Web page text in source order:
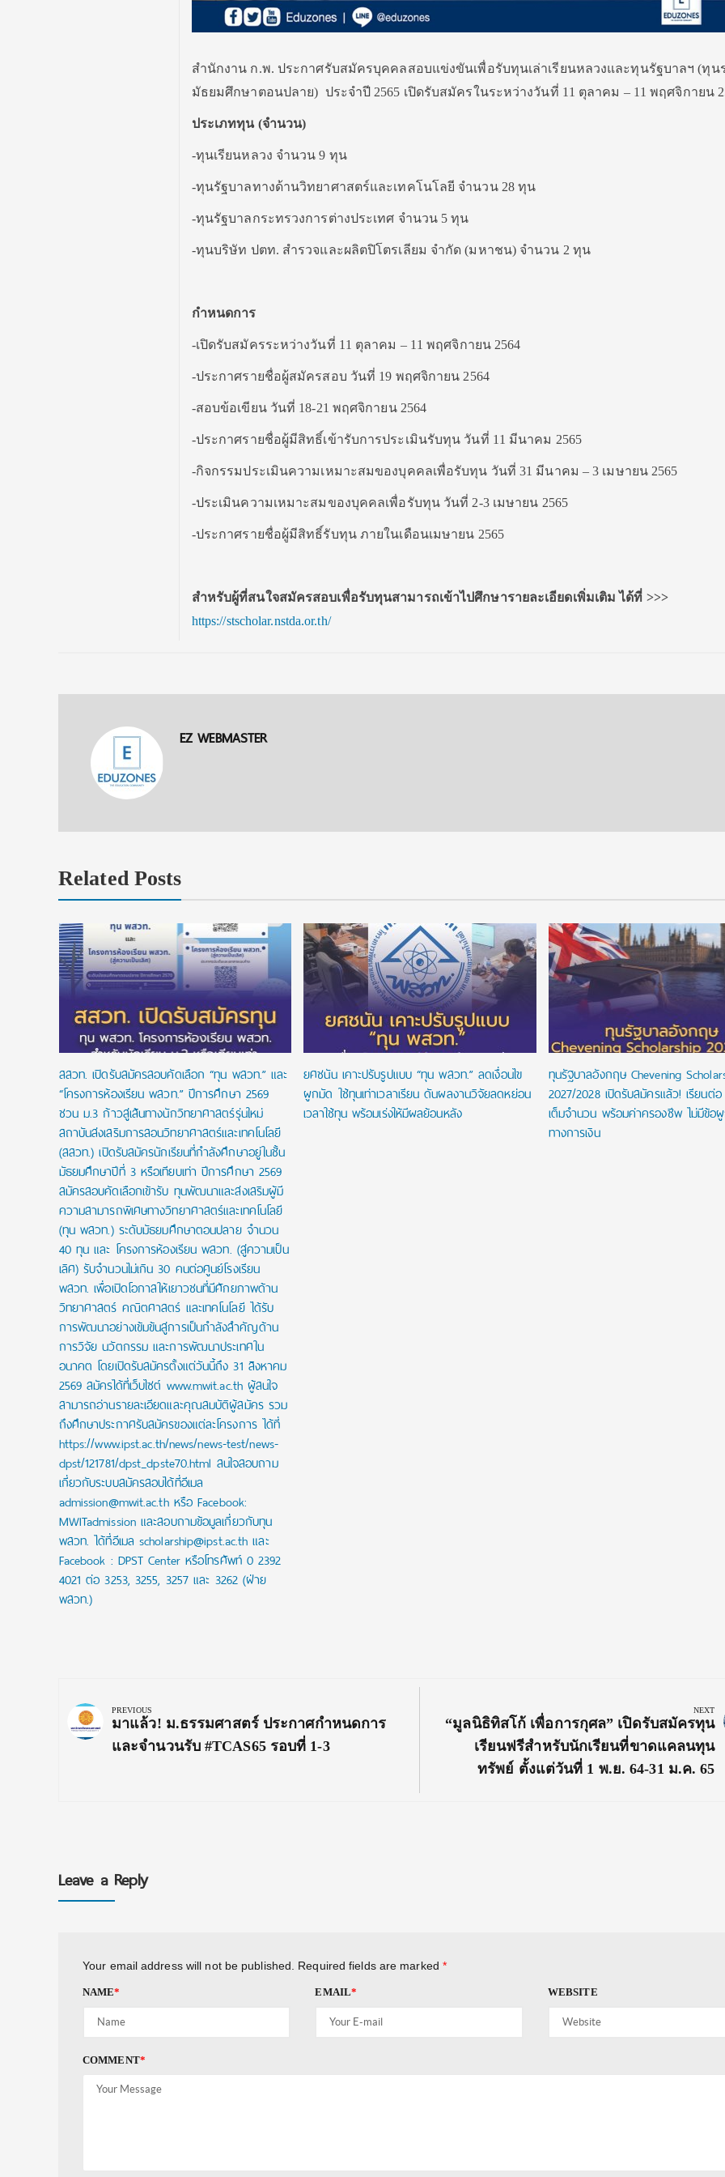
สำนักงาน ก.พ. ประกาศรับสมัครบุคคลสอบแข่งขันเพื่อรับทุนเล่าเรียนหลวงและทุนรัฐบาลฯ (ทุน
มัธยมศึกษาตอนปลาย) ประจำปี 2565 เปิดรับสมัครในระหว่างวันที่ 11 ตุลาคม – 11 พฤศจิกายน
ประเภททุน (จำนวน)
-ทุนเรียนหลวง จำนวน 9 ทุน
-ทุนรัฐบาลทางด้านวิทยาศาสตร์และเทคโนโลยี จำนวน 28 ทุน
-ทุนรัฐบาลกระทรวงการต่างประเทศ จำนวน 5 ทุน
-ทุนบริษัท ปตท. สำรวจและผลิตปิโตรเลียม จำกัด (มหาชน) จำนวน 2 ทุน
กำหนดการ
-เปิดรับสมัครระหว่างวันที่ 11 ตุลาคม – 11 พฤศจิกายน 2564
-ประกาศรายชื่อผู้สมัครสอบ วันที่ 19 พฤศจิกายน 2564
-สอบข้อเขียน วันที่ 18-21 พฤศจิกายน 2564
-ประกาศรายชื่อผู้มีสิทธิ์เข้ารับการประเมินรับทุน วันที่ 11 มีนาคม 2565
-กิจกรรมประเมินความเหมาะสมของบุคคลเพื่อรับทุน วันที่ 31 มีนาคม – 3 เมษายน 2565
-ประเมินความเหมาะสมของบุคคลเพื่อรับทุน วันที่ 2-3 เมษายน 2565
-ประกาศรายชื่อผู้มีสิทธิ์รับทุน ภายในเดือนเมษายน 2565
สำหรับผู้ที่สนใจสมัครสอบเพื่อรับทุนสามารถเข้าไปศึกษารายละเอียดเพิ่มเติม ได้ที่ >>>
https://stscholar.nstda.or.th/
EZ WEBMASTER
Related Posts
สสวท. เปิดรับสมัครสอบคัดเลือก “ทุน พสวท.” และ
“โครงการห้องเรียน พสวท.” ปีการศึกษา 2569
ชวน ม.3 ก้าวสู่เส้นทางนักวิทยาศาสตร์รุ่นใหม่
สถาบันส่งเสริมการสอนวิทยาศาสตร์และเทคโนโลยี
(สสวท.) เปิดรับสมัครนักเรียนที่กำลังศึกษาอยู่ในชั้น
มัธยมศึกษาปีที่ 3 หรือเทียบเท่า ปีการศึกษา 2569
สมัครสอบคัดเลือกเข้ารับ ทุนพัฒนาและส่งเสริมผู้มี
ความสามารถพิเศษทางวิทยาศาสตร์และเทคโนโลยี
(ทุน พสวท.) ระดับมัธยมศึกษาตอนปลาย จำนวน
40 ทุน และ โครงการห้องเรียน พสวท. (สู่ความเป็น
เลิศ) รับจำนวนไม่เกิน 30 คนต่อศูนย์โรงเรียน
พสวท. เพื่อเปิดโอกาสให้เยาวชนที่มีศักยภาพด้าน
วิทยาศาสตร์ คณิตศาสตร์ และเทคโนโลยี ได้รับ
การพัฒนาอย่างเข้มข้นสู่การเป็นกำลังสำคัญด้าน
การวิจัย นวัตกรรม และการพัฒนาประเทศใน
อนาคต โดยเปิดรับสมัครตั้งแต่วันนี้ถึง 31 สิงหาคม
2569 สมัครได้ที่เว็บไซต์ www.mwit.ac.th ผู้สนใจ
สามารถอ่านรายละเอียดและคุณสมบัติผู้สมัคร รวม
ถึงศึกษาประกาศรับสมัครของแต่ละโครงการ ได้ที่
https://www.ipst.ac.th/news/news-test/news-
dpst/121781/dpst_dpste70.html สนใจสอบถาม
เกี่ยวกับระบบสมัครสอบได้ที่อีเมล
admission@mwit.ac.th หรือ Facebook:
MWITadmission และสอบถามข้อมูลเกี่ยวกับทุน
พสวท. ได้ที่อีเมล scholarship@ipst.ac.th และ
Facebook : DPST Center หรือโทรศัพท์ 0 2392
4021 ต่อ 3253, 3255, 3257 และ 3262 (ฝ่าย
พสวท.)
ยศชนัน เคาะปรับรูปแบบ “ทุน พสวท.” ลดเงื่อนไข
ผูกมัด ใช้ทุนเท่าเวลาเรียน ดันผลงานวิจัยลดหย่อน
เวลาใช้ทุน พร้อมเร่งให้มีผลย้อนหลัง
ทุนรัฐบาลอังกฤษ Chevening
2027/2028 เปิดรับสมัครแล้ว! เรียนต่
เต็มจำนวน พร้อมค่าครองชีพ ไม่มีข้อ
ทางการเงิน
navigation
PREVIOUS
Previous
Post:
มาแล้ว! ม.ธรรมศาสตร์ ประกาศกำหนดการ
และจำนวนรับ #TCAS65 รอบที่ 1-3
NEXT
Next
Post:
“มูลนิธิทิสโก้ เพื่อการกุศล” เปิดรับสมัครทุน
เรียนฟรีสำหรับนักเรียนที่ขาดแคลนทุน
ทรัพย์ ตั้งแต่วันที่ 1 พ.ย. 64-31 ม.ค. 65
Leave a Reply
Your email address will not be published. Required fields are marked *
NAME* EMAIL* WEBSITE
COMMENT*